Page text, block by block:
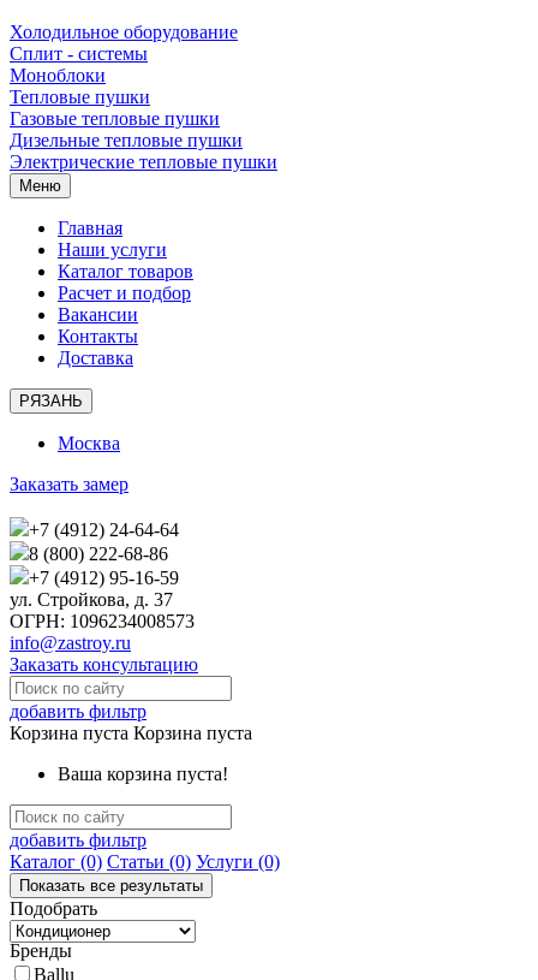
Холодильное оборудование
Сплит - системы
Моноблоки
Тепловые пушки
Газовые тепловые пушки
Дизельные тепловые пушки
Электрические тепловые пушки
Меню
Главная
Наши услуги
Каталог товаров
Расчет и подбор
Вакансии
Контакты
Доставка
РЯЗАНЬ
Москва
Заказать замер
+7 (4912) 24-64-64
8 (800) 222-68-86
+7 (4912) 95-16-59
ул. Стройкова, д. 37
ОГРН: 1096234008573
info@zastroy.ru
Заказать консультацию
добавить фильтр
Корзина пуста Корзина пуста
Ваша корзина пуста!
добавить фильтр
Каталог (0) Статьи (0) Услуги (0)
Подобрать
Бренды
Ballu